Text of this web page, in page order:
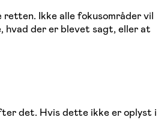
Ikke alle fokusområder vil
der er blevet sagt, eller at
det. Hvis dette ikke er oplyst i